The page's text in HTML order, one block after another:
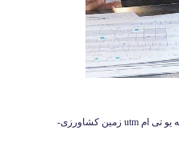
مراحل گرفتن سند زمین مشاعی-هزینه نقشه یو تی ام زمین کشاورزی- نقشه یو تی ام utm زمین کشاورزی-